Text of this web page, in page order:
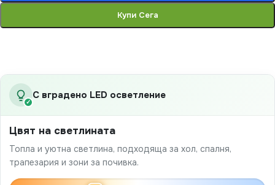
Купи Сега
✓
С вградено LED осветление
Цвят на светлината
Топла и уютна светлина, подходяща за хол, спалня,
трапезария и зони за почивка.